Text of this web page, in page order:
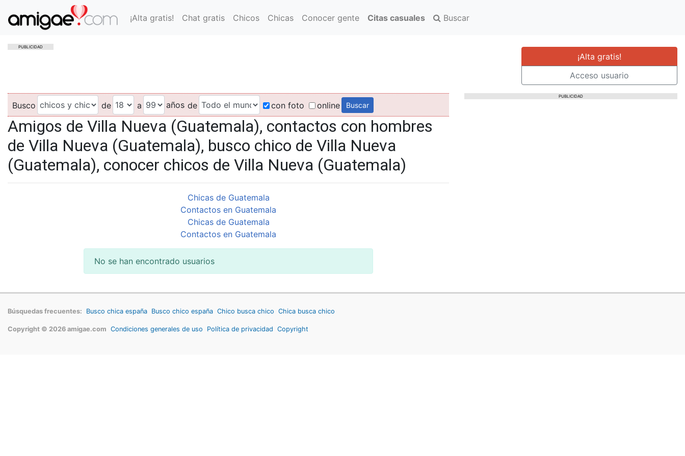
¡Alta gratis! Chat gratis Chicos Chicas Conocer gente Citas casuales Buscar
PUBLICIDAD
¡Alta gratis!
Acceso usuario
Busco de a años de con foto online
Amigos de Villa Nueva (Guatemala), contactos con hombres
de Villa Nueva (Guatemala), busco chico de Villa Nueva
(Guatemala), conocer chicos de Villa Nueva (Guatemala)
Chicas de Guatemala
Contactos en Guatemala
Chicas de Guatemala
Contactos en Guatemala
No se han encontrado usuarios
PUBLICIDAD
Búsquedas frecuentes: Busco chica españa Busco chico españa Chico busca chico Chica busca chico
Copyright © 2026 amigae.com Condiciones generales de uso Política de privacidad Copyright